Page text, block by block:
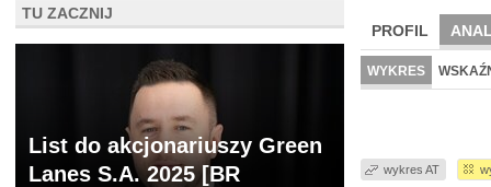
PROFIL
BR LAB
WYKRES
wykres AT
TU ZACZNIJ
List do akcjonariuszy Green
Lanes S.A. 2025 [BR